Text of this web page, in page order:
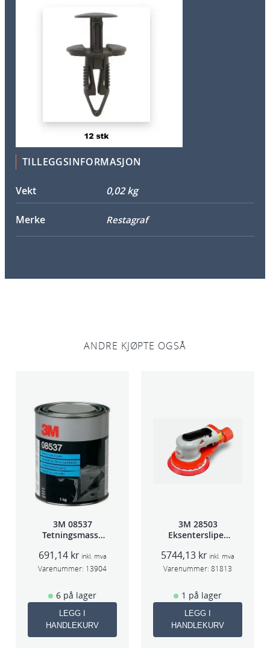
a
t
a
l
l
TILLEGGSINFORMASJON
Vekt 0,02 kg
Merke Restagraf
ANDRE KJØPTE OGSÅ
3M 08537
Tetningsmasse
691,14 kr inkl. mva
Varenummer: 13904
6 på lager
LEGG I
HANDLEKURV
3M 28503
Eksentersliper
5mm slag
75mm
5744,13 kr inkl. mva
Varenummer: 81813
1 på lager
LEGG I
HANDLEKURV